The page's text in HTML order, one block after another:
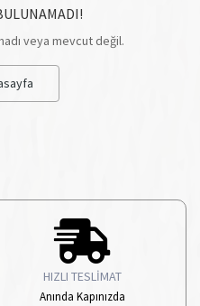
veya mevcut değil.
HIZLI TESLİMAT
Anında Kapınızda